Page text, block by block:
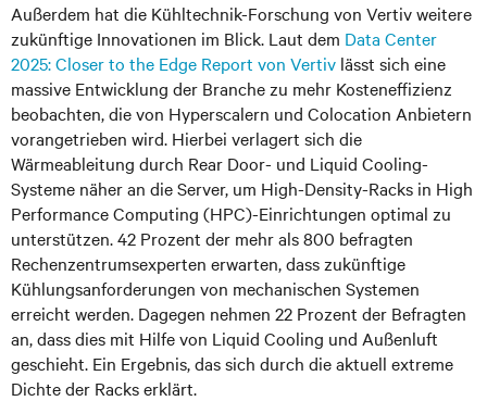
Außerdem hat die Kühltechnik-Forschung von Vertiv weitere
zukünftige Innovationen im Blick. Laut dem Data Center
2025: Closer to the Edge Report von Vertiv lässt sich eine
massive Entwicklung der Branche zu mehr Kosteneffizienz
beobachten, die von Hyperscalern und Colocation Anbietern
vorangetrieben wird. Hierbei verlagert sich die
Wärmeableitung durch Rear Door- und Liquid Cooling-
Systeme näher an die Server, um High-Density-Racks in High
Performance Computing (HPC)-Einrichtungen optimal zu
unterstützen. 42 Prozent der mehr als 800 befragten
Rechenzentrumsexperten erwarten, dass zukünftige
Kühlungsanforderungen von mechanischen Systemen
erreicht werden. Dagegen nehmen 22 Prozent der Befragten
an, dass dies mit Hilfe von Liquid Cooling und Außenluft
geschieht. Ein Ergebnis, das sich durch die aktuell extreme
Dichte der Racks erklärt.